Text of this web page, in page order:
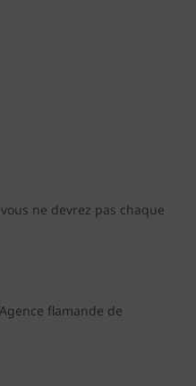
ne devrez pas chaque
flamande de